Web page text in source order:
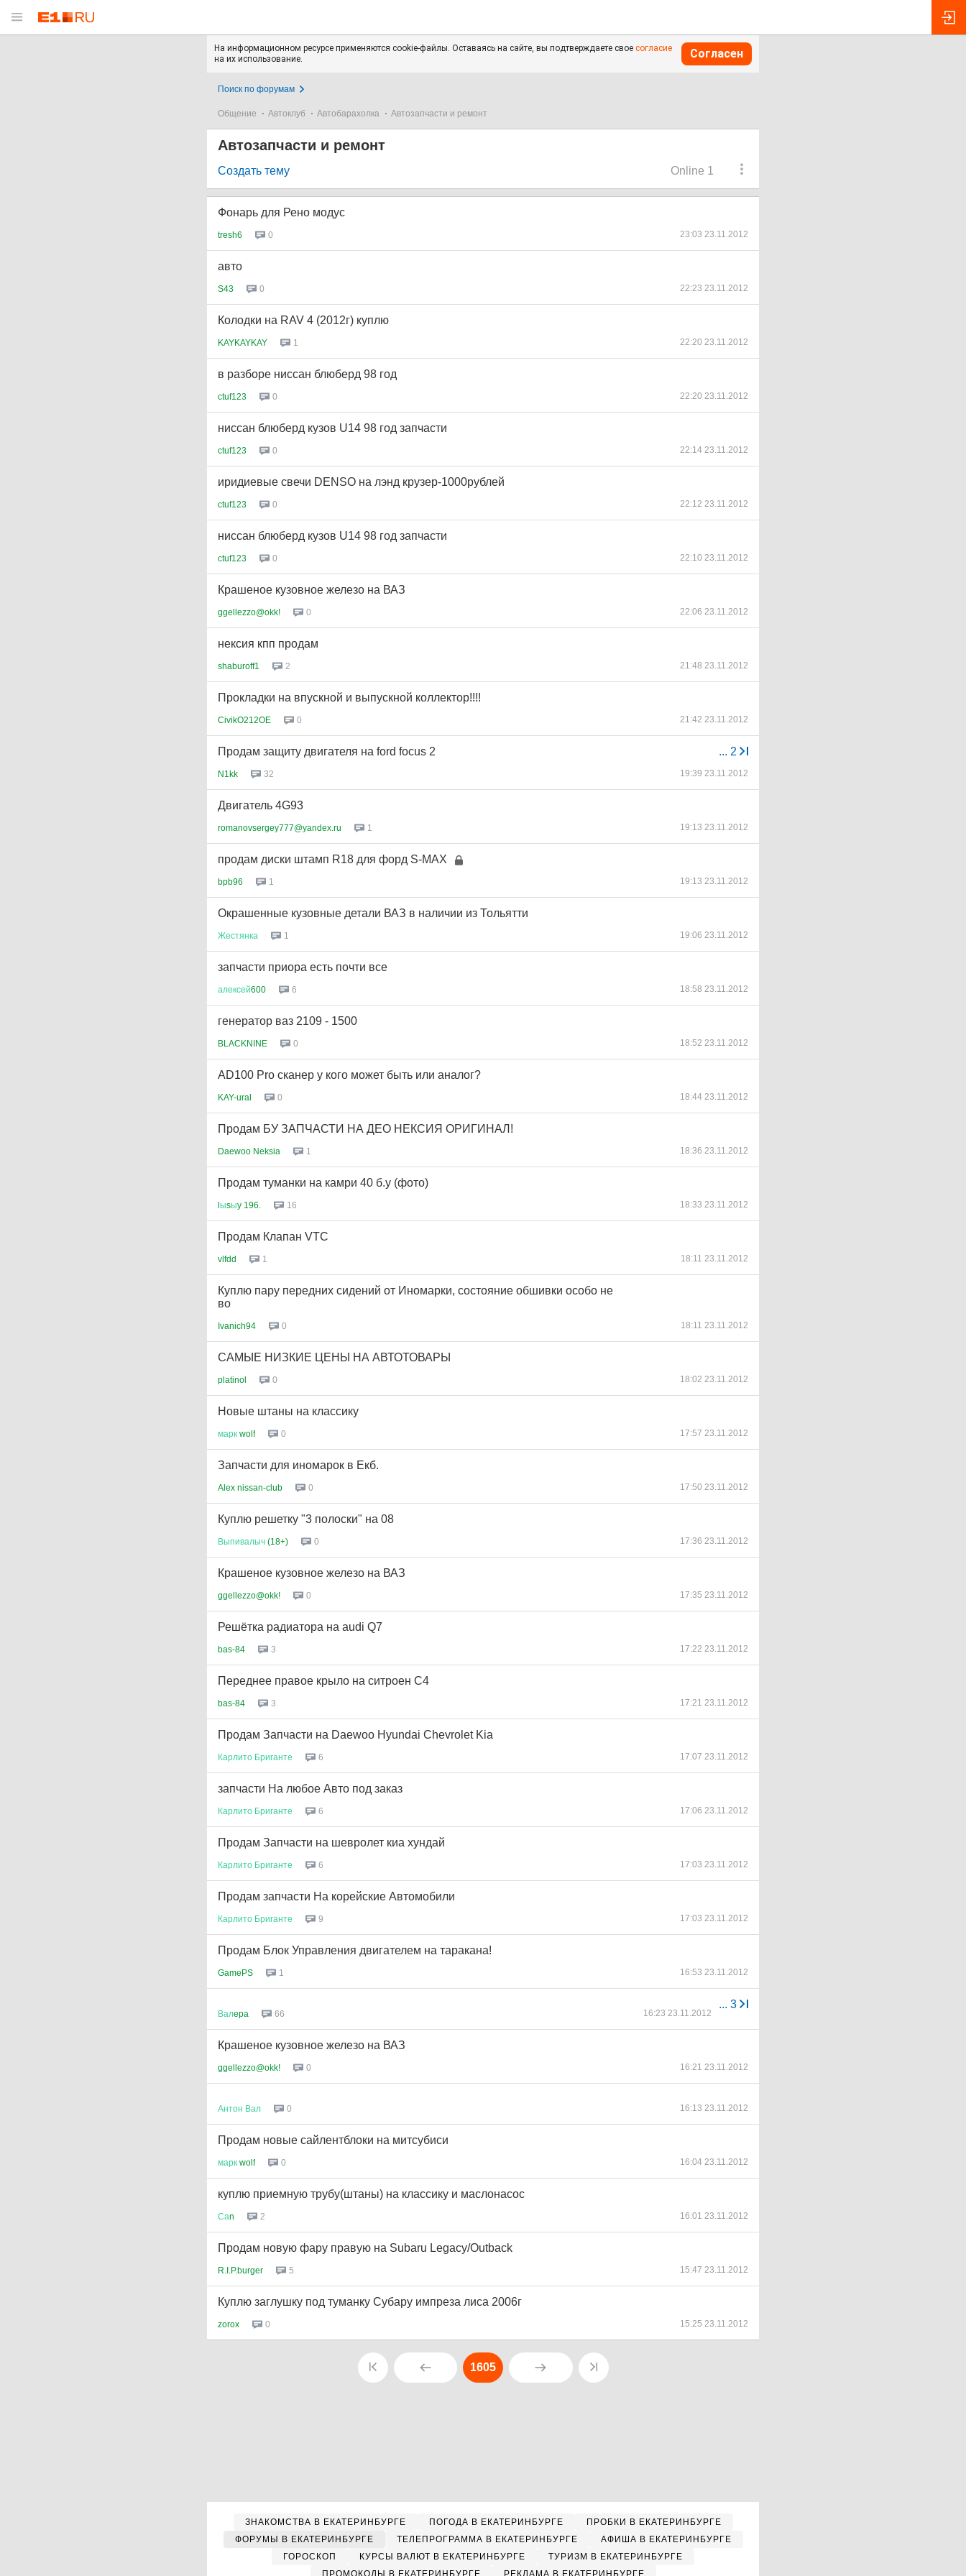
На информационном ресурсе применяются cookie-файлы. Оставаясь на сайте, вы подтверждаете свое согласие
на их использование.
Согласен
Поиск по форумам
Общение Автоклуб Автобарахолка Автозапчасти и ремонт
Автозапчасти и ремонт
Online 1
Создать тему
Фонарь для Рено модус
tresh6 0 23:03 23.11.2012
авто
S43 0 22:23 23.11.2012
Колодки на RAV 4 (2012г) куплю
KAYKAYKAY 1 22:20 23.11.2012
в разборе ниссан блюберд 98 год
ctuf123 0 22:20 23.11.2012
ниссан блюберд кузов U14 98 год запчасти
ctuf123 0 22:14 23.11.2012
иридиевые свечи DENSO на лэнд крузер-1000рублей
ctuf123 0 22:12 23.11.2012
ниссан блюберд кузов U14 98 год запчасти
ctuf123 0 22:10 23.11.2012
Крашеное кузовное железо на ВАЗ
ggellezzo@okk! 0 22:06 23.11.2012
нексия кпп продам
shaburoff1 2 21:48 23.11.2012
Прокладки на впускной и выпускной коллектор!!!!
CivikO212OE 0 21:42 23.11.2012
... 2
Продам защиту двигателя на ford focus 2
N1kk 32 19:39 23.11.2012
Двигатель 4G93
romanovsergey777@yandex.ru 1 19:13 23.11.2012
продам диски штамп R18 для форд S-MAX
bpb96 1 19:13 23.11.2012
Окрашенные кузовные детали ВАЗ в наличии из Тольятти
Жестянка 1 19:06 23.11.2012
запчасти приора есть почти все
алексей600 6 18:58 23.11.2012
генератор ваз 2109 - 1500
BLACKNINE 0 18:52 23.11.2012
AD100 Pro сканер у кого может быть или аналог?
KAY-ural 0 18:44 23.11.2012
Продам БУ ЗАПЧАСТИ НА ДЕО НЕКСИЯ ОРИГИНАЛ!
Daewoo Neksia 1 18:36 23.11.2012
Продам туманки на камри 40 б.у (фото)
lыsыy 196. 16 18:33 23.11.2012
Продам Клапан VTC
vlfdd 1 18:11 23.11.2012
Куплю пару передних сидений от Иномарки, состояние обшивки особо не
во
Ivanich94 0 18:11 23.11.2012
САМЫЕ НИЗКИЕ ЦЕНЫ НА АВТОТОВАРЫ
platinol 0 18:02 23.11.2012
Новые штаны на классику
марк wolf 0 17:57 23.11.2012
Запчасти для иномарок в Екб.
Alex nissan-club 0 17:50 23.11.2012
Куплю решетку "3 полоски" на 08
Выпивалыч (18+) 0 17:36 23.11.2012
Крашеное кузовное железо на ВАЗ
ggellezzo@okk! 0 17:35 23.11.2012
Решётка радиатора на audi Q7
bas-84 3 17:22 23.11.2012
Переднее правое крыло на ситроен С4
bas-84 3 17:21 23.11.2012
Продам Запчасти на Daewoo Hyundai Chevrolet Kia
Карлито Бриганте 6 17:07 23.11.2012
запчасти На любое Авто под заказ
Карлито Бриганте 6 17:06 23.11.2012
Продам Запчасти на шевролет киа хундай
Карлито Бриганте 6 17:03 23.11.2012
Продам запчасти На корейские Автомобили
Карлито Бриганте 9 17:03 23.11.2012
Продам Блок Управления двигателем на таракана!
GamePS 1 16:53 23.11.2012
... 3
Валepa 66 16:23 23.11.2012
Крашеное кузовное железо на ВАЗ
ggellezzo@okk! 0 16:21 23.11.2012
Антон Вал 0 16:13 23.11.2012
Продам новые сайлентблоки на митсубиси
марк wolf 0 16:04 23.11.2012
куплю приемную трубу(штаны) на классику и маслонасос
Саn 2 16:01 23.11.2012
Продам новую фару правую на Subaru Legacy/Outback
R.I.P.burger 5 15:47 23.11.2012
Куплю заглушку под туманку Субару импреза лиса 2006г
zorox 0 15:25 23.11.2012
1605
ЗНАКОМСТВА В ЕКАТЕРИНБУРГЕ ПОГОДА В ЕКАТЕРИНБУРГЕ
ПРОБКИ В ЕКАТЕРИНБУРГЕ
ФОРУМЫ В ЕКАТЕРИНБУРГЕ
ТЕЛЕПРОГРАММА В ЕКАТЕРИНБУРГЕ
АФИША В ЕКАТЕРИНБУРГЕ
ГОРОСКОП
КУРСЫ ВАЛЮТ В ЕКАТЕРИНБУРГЕ
ТУРИЗМ В ЕКАТЕРИНБУРГЕ
ПРОМОКОДЫ В ЕКАТЕРИНБУРГЕ
РЕКЛАМА В ЕКАТЕРИНБУРГЕ